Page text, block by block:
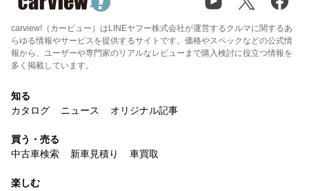
carview!（カービュー）はLINEヤフー株式会社が運営するクルマに関するあ
らゆる情報やサービスを提供するサイトです。価格やスペックなどの公式情
報から、ユーザーや専門家のリアルなレビューまで購入検討に役立つ情報を
多く掲載しています。
知る
カタログ
ニュース オリジナル記事
買う・売る
中古車検索
新車見積り 車買取
楽しむ